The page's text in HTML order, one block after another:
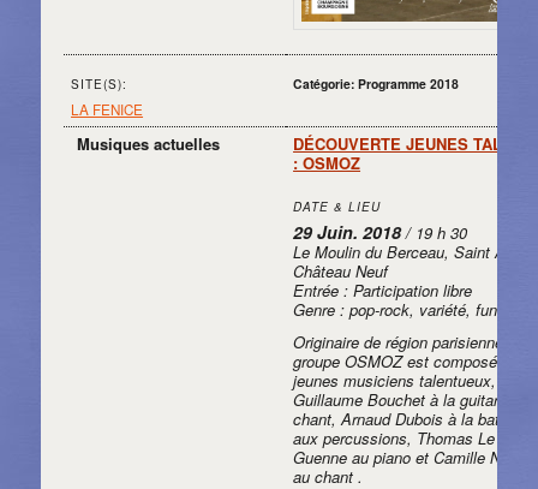
SITE(S):
LA FENICE
Catégorie: Programme 2018
Musiques actuelles
DÉCOUVERTE JEUNES
: OSMOZ
DATE & LIEU
29 Juin. 2018/ 19 h 30
Le Moulin du Berceau, Saint Aubin
Château Neuf
Entrée : Participation libre
Genre : pop-rock, variété, funk
Originaire de région parisienne le
groupe OSMOZ est composé de 4
jeunes musiciens talentueux,
Guillaume Bouchet à la guitare et
chant, Arnaud Dubois à la batterie
aux percussions, Thomas Le
Guenne au piano et Camille Nicole
au chant .